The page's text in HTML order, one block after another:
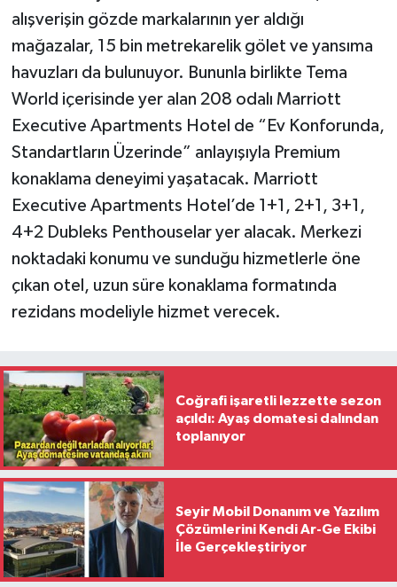
alışverişin gözde markalarının yer aldığı
mağazalar, 15 bin metrekarelik gölet ve yansıma
havuzları da bulunuyor. Bununla birlikte Tema
World içerisinde yer alan 208 odalı Marriott
Executive Apartments Hotel de “Ev Konforunda,
Standartların Üzerinde” anlayışıyla Premium
konaklama deneyimi yaşatacak. Marriott
Executive Apartments Hotel’de 1+1, 2+1, 3+1,
4+2 Dubleks Penthouselar yer alacak. Merkezi
noktadaki konumu ve sunduğu hizmetlerle öne
çıkan otel, uzun süre konaklama formatında
rezidans modeliyle hizmet verecek.
Coğrafi işaretli lezzette sezon
açıldı: Ayaş domatesi dalından
toplanıyor
Seyir Mobil Donanım ve Yazılım
Çözümlerini Kendi Ar-Ge Ekibi
İle Gerçekleştiriyor